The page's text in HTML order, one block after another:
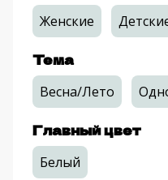
Женские
Тема
Весна/Лето
Главный цвет
Белый